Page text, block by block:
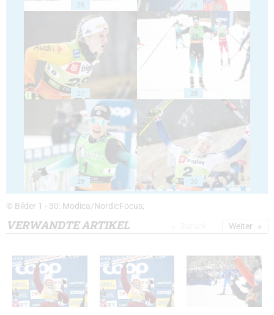
25 26
27 28
29 30
© Bilder 1 - 30: Modica/NordicFocus;
VERWANDTE ARTIKEL Weiter